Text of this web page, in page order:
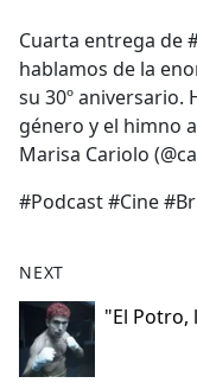
b
o
o
k
Cuarta entrega de
hablamos de la
su 30º aniversario.
género y el himno
Marisa Cariolo
#Podcast #Cine
NEXT
"El